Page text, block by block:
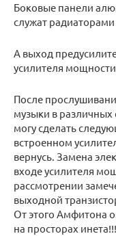
Боковые панели
служат
А выход
усилителя
После
музыки в различных
могу сделать
встроенном
вернусь. Замена
входе усилителя
рассмотрении
выходной
От этого Амфитона
на просторах инета!!!